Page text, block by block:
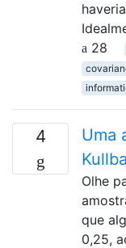
28
4
Uma
Olhe
que
0,25,